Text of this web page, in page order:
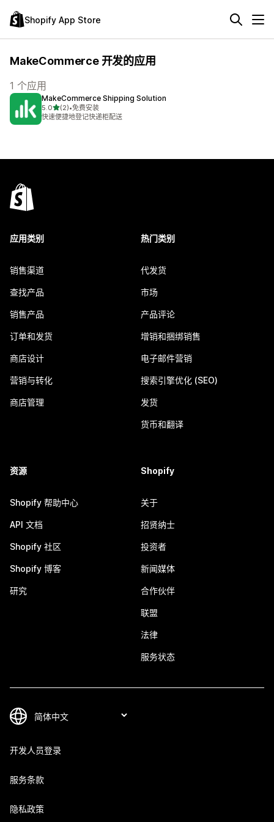
Shopify App Store
MakeCommerce 开发的应用
1 个应用
MakeCommerce Shipping Solution
5.0星（满分 5 星）
(2)
总共 2 条评论
•免费安装
快速便捷地登记快递柜配送
应用类别
销售渠道
查找产品
销售产品
订单和发货
商店设计
营销与转化
商店管理
热门类别
代发货
市场
产品评论
增销和捆绑销售
电子邮件营销
搜索引擎优化 (SEO)
发货
货币和翻译
资源
Shopify 帮助中心
API 文档
Shopify 社区
Shopify 博客
研究
Shopify
关于
招贤纳士
投资者
新闻媒体
合作伙伴
联盟
法律
服务状态
开发人员登录
服务条款
隐私政策